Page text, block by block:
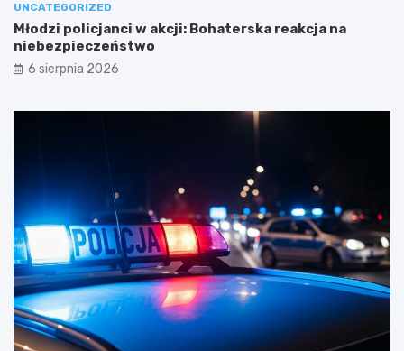
UNCATEGORIZED
Młodzi policjanci w akcji: Bohaterska reakcja na
niebezpieczeństwo
6 sierpnia 2026